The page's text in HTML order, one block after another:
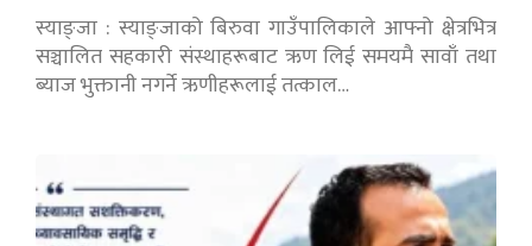
स्याङ्जा : स्याङ्जाको बिरुवा गाउँपालिकाले आफ्नो क्षेत्रभित्र
सञ्चालित सहकारी संस्थाहरूबाट ऋण लिई समयमै सावाँ तथा
ब्याज भुक्तानी नगर्ने ऋणीहरूलाई तत्काल…